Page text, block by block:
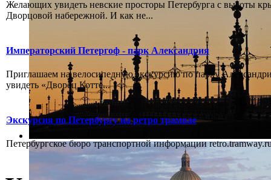
Желающих увидеть невские просторы Петербурга с высоты
Дворцовой набережной. И как не...
Императорский Петергоф - парк Александрия
Приглашаем на велосипедную экскурсию по парку
увидеть «Дворец Котте...
Экскурсия по Петербургу на ретро трамвае
Петербургское бюро транспортной информации